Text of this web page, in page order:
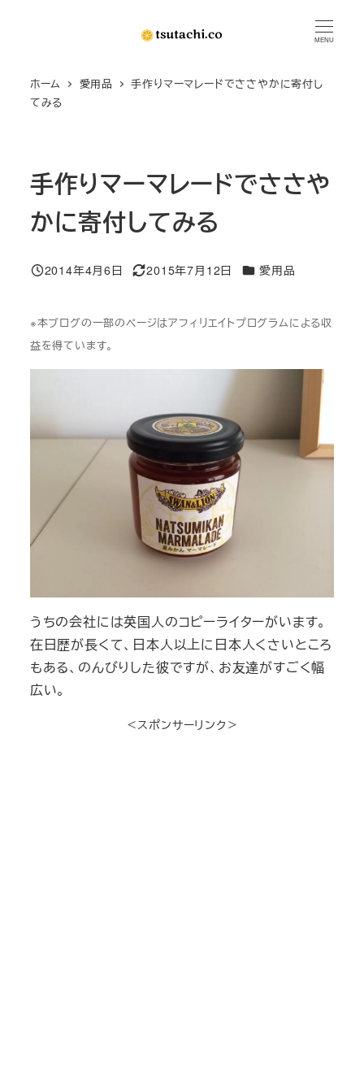
MENU
ホーム 愛用品
手作りマーマレードでささやかに寄付し
てみる
手作りマーマレードでささや
かに寄付してみる
投稿日
2014年4月6日
更新日
2015年7月12日 カテゴリー
愛用品
※本ブログの一部のページはアフィリエイトプログラムによる収
益を得ています。
うちの会社には英国人のコピーライターがいます。
在日歴が長くて、日本人以上に日本人くさいところ
もある、のんびりした彼ですが、お友達がすごく幅
広い。
＜スポンサーリンク＞